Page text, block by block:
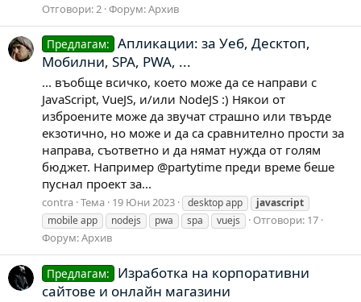
Отговори: 2 Форум:Архив
Предлагам: Апликации: за Уеб, Десктоп,
Мобилни, SPA, PWA, ...
... въобще всичко, което може да се направи с
JavaScript, VueJS, и/или NodeJS :) Някои от
изброените може да звучат страшно или твърде
екзотично, но може и да са сравнително прости за
направа, съответно и да нямат нужда от голям
бюджет. Например @partytime преди време беше
пуснал проект за...
contra Тема 19 Юни 2023 desktop app
javascript
mobile app
nodejs pwa spa vuejs
Отговори: 17
Форум:Архив
Предлагам:
Изработка на корпоративни
сайтове и онлайн магазини